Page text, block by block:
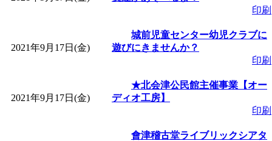
印刷
2021年9月17日(金)
城前児童センター幼児クラブに
遊びにきませんか？
印刷
2021年9月17日(金)
★北会津公民館主催事業【オー
ディオ工房】
印刷
會津稽古堂ライブリックシアタ